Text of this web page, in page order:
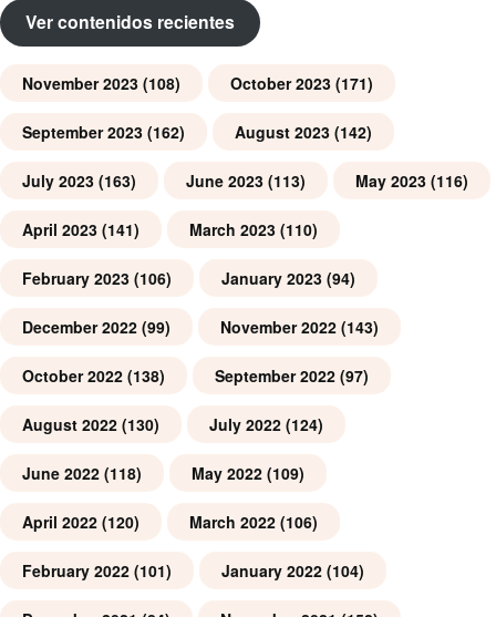
Ver contenidos recientes
November 2023 (108) October 2023 (171)
September 2023 (162) August 2023 (142)
July 2023 (163) June 2023 (113) May 2023 (116)
April 2023 (141) March 2023 (110)
February 2023 (106) January 2023 (94)
December 2022 (99) November 2022 (143)
October 2022 (138) September 2022 (97)
August 2022 (130) July 2022 (124)
June 2022 (118) May 2022 (109)
April 2022 (120) March 2022 (106)
February 2022 (101) January 2022 (104)